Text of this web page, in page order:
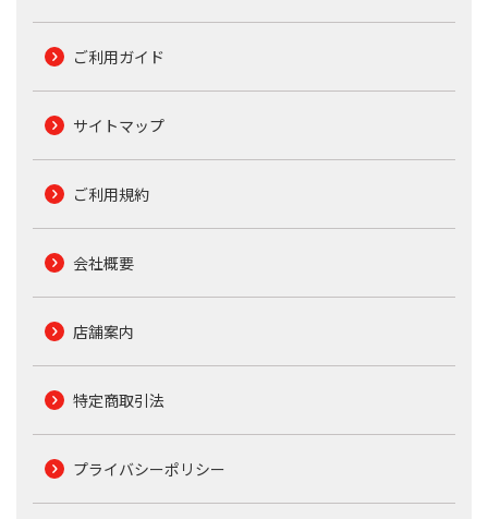
ご利用ガイド
サイトマップ
ご利用規約
会社概要
店舗案内
特定商取引法
プライバシーポリシー